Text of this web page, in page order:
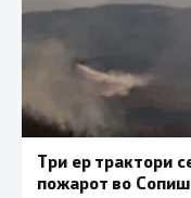
Три ер трактори
пожарот во